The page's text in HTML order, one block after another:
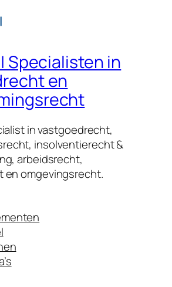
Specialisten in
en
in vastgoedrecht,
insolventierecht &
arbeidsrecht,
en omgevingsrecht.